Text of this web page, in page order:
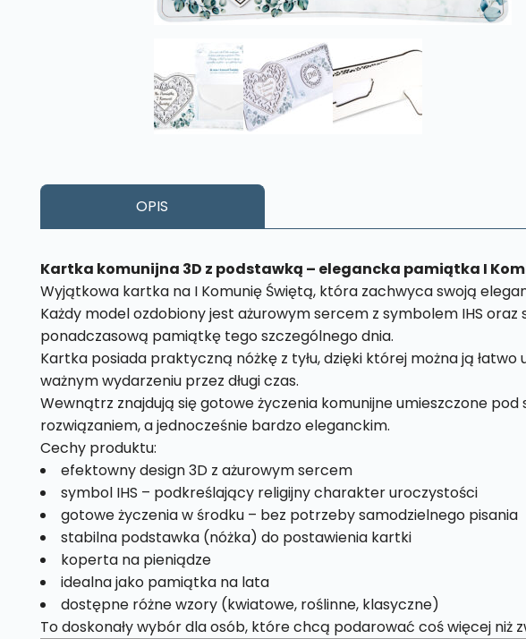
OPIS
Kartka komunijna 3D z podstawką – elegancka pamiątka I
Wyjątkowa kartka na I Komunię Świętą, która zachwyca swoją
Każdy model ozdobiony jest ażurowym sercem z symbolem IHS
ponadczasową pamiątkę tego szczególnego dnia.
Kartka posiada praktyczną nóżkę z tyłu, dzięki której można ją
ważnym wydarzeniu przez długi czas.
Wewnątrz znajdują się gotowe życzenia komunijne umieszczone
rozwiązaniem, a jednocześnie bardzo eleganckim.
Cechy produktu:
efektowny design 3D z ażurowym sercem
symbol IHS – podkreślający religijny charakter uroczystości
gotowe życzenia w środku – bez potrzeby samodzielnego pisania
stabilna podstawka (nóżka) do postawienia kartki
koperta na pieniądze
idealna jako pamiątka na lata
dostępne różne wzory (kwiatowe, roślinne, klasyczne)
To doskonały wybór dla osób, które chcą podarować coś więcej niż